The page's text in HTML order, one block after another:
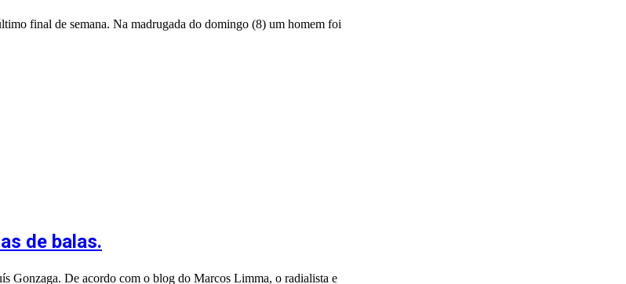
final de semana. Na madrugada do domingo (8) um homem foi
de balas.
Gonzaga. De acordo com o blog do Marcos Limma, o radialista e